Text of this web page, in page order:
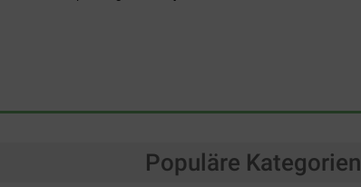
Populäre Kategorien